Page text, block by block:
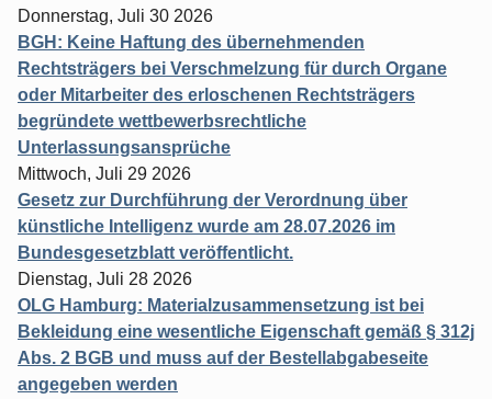
Donnerstag, Juli 30 2026
BGH: Keine Haftung des übernehmenden
Rechtsträgers bei Verschmelzung für durch Organe
oder Mitarbeiter des erloschenen Rechtsträgers
begründete wettbewerbsrechtliche
Unterlassungsansprüche
Mittwoch, Juli 29 2026
Gesetz zur Durchführung der Verordnung über
künstliche Intelligenz wurde am 28.07.2026 im
Bundesgesetzblatt veröffentlicht.
Dienstag, Juli 28 2026
OLG Hamburg: Materialzusammensetzung ist bei
Bekleidung eine wesentliche Eigenschaft gemäß § 312j
Abs. 2 BGB und muss auf der Bestellabgabeseite
angegeben werden